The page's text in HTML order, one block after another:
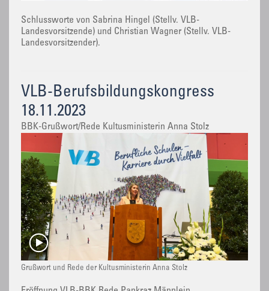
Schlussworte von Sabrina Hingel (Stellv. VLB-
Landesvorsitzende) und Christian Wagner (Stellv. VLB-
Landesvorsitzender).
VLB-Berufsbildungskongress
18.11.2023
BBK-Grußwort/Rede Kultusministerin Anna Stolz
Grußwort und Rede der Kultusministerin Anna Stolz